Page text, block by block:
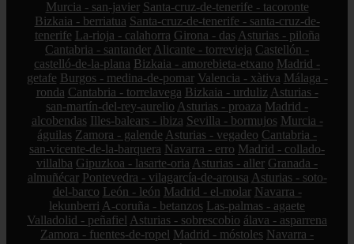
Murcia - san-javier Santa-cruz-de-tenerife - tacoronte
Bizkaia - berriatua Santa-cruz-de-tenerife - santa-cruz-de-
tenerife La-rioja - calahorra Girona - das Asturias - piloña
Cantabria - santander Alicante - torrevieja Castellón -
castelló-de-la-plana Bizkaia - amorebieta-etxano Madrid -
getafe Burgos - medina-de-pomar Valencia - xàtiva Málaga -
ronda Cantabria - torrelavega Bizkaia - urduliz Asturias -
san-martín-del-rey-aurelio Asturias - proaza Madrid -
alcobendas Illes-balears - ibiza Sevilla - bormujos Murcia -
águilas Zamora - galende Asturias - vegadeo Cantabria -
san-vicente-de-la-barquera Navarra - erro Madrid - collado-
villalba Gipuzkoa - lasarte-oria Asturias - aller Granada -
almuñécar Pontevedra - vilagarcía-de-arousa Asturias - soto-
del-barco León - león Madrid - el-molar Navarra -
lekunberri A-coruña - betanzos Las-palmas - agaete
Valladolid - peñafiel Asturias - sobrescobio álava - asparrena
Zamora - fuentes-de-ropel Madrid - móstoles Navarra -